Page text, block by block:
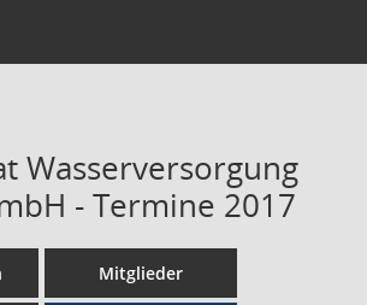
Wasserversorgung
- Termine 2017
Mitglieder